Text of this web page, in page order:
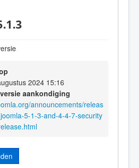
2024 15:16
aankondiging
announcements/releas
5-1-3-and-4-4-7-security